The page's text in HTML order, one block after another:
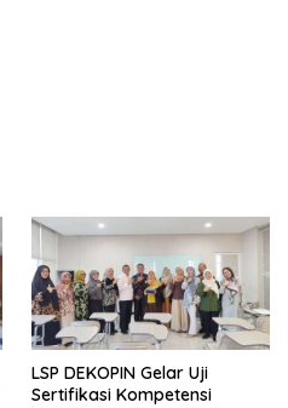
LSP DEKOPIN Gelar Uji
Sertifikasi Kompetensi